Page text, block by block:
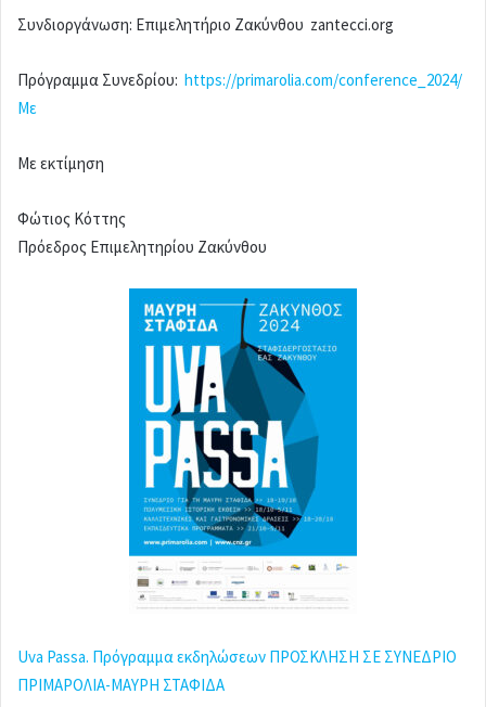
Συνδιοργάνωση: Επιμελητήριο Ζακύνθου zantecci.org
Πρόγραμμα Συνεδρίου: https://primarolia.com/conference_2024/
Με
Με εκτίμηση
Φώτιος Κόττης
Πρόεδρος Επιμελητηρίου Ζακύνθου
Uva Passa. Πρόγραμμα εκδηλώσεων ΠΡΟΣΚΛΗΣΗ ΣΕ ΣΥΝΕΔΡΙΟ
ΠΡΙΜΑΡΟΛΙΑ-ΜΑΥΡΗ ΣΤΑΦΙΔΑ